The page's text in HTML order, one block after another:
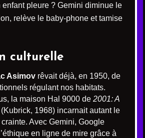
enfant pleure ? Gemini diminue le
relève le baby-phone et tamise
culturelle
Asimov rêvait déjà, en 1950, de
régulant nos habitats.
la maison Hal 9000 de 2001: A
1968) incarnait autant le
Avec Gemini, Google
en ligne de mire grâce à